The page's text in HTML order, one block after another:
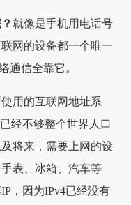
就像是手机用电话号
网的设备都一个唯一
通信全靠它。
用的互联网地址系
经不够整个世界人口
将来，需要上网的设
表、冰箱、汽车等
，因为IPv4已经没有